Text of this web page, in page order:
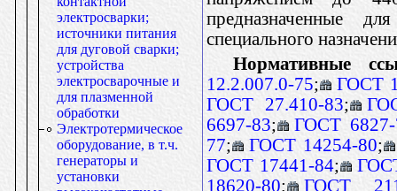
электросварки;
источники питания
для дуговой сварки;
устройства
электросварочные и
для плазменной
обработки
Электротермическое
оборудование, в т.ч.
генераторы и
установки
предназначенные
специального
Нормативные
12.2.007.0-75;
ГОСТ
ГОСТ 27.410-83;
6697-83;
ГОСТ 6827-
77; ГОСТ 14254-80;
ГОСТ 17441-84;
18620-80;
ГОСТ